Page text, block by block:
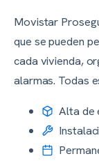
Movistar
que se pueden
cada vivienda,
alarmas. Todas
Alta de